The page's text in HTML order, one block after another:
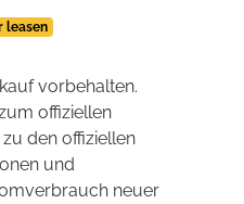
leasen
vorbehalten.
offiziellen
den offiziellen
und
neuer